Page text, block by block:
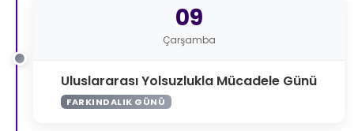
09
Çarşamba
Uluslararası Yolsuzlukla Mücadele Günü
FARKINDALIK GÜNÜ